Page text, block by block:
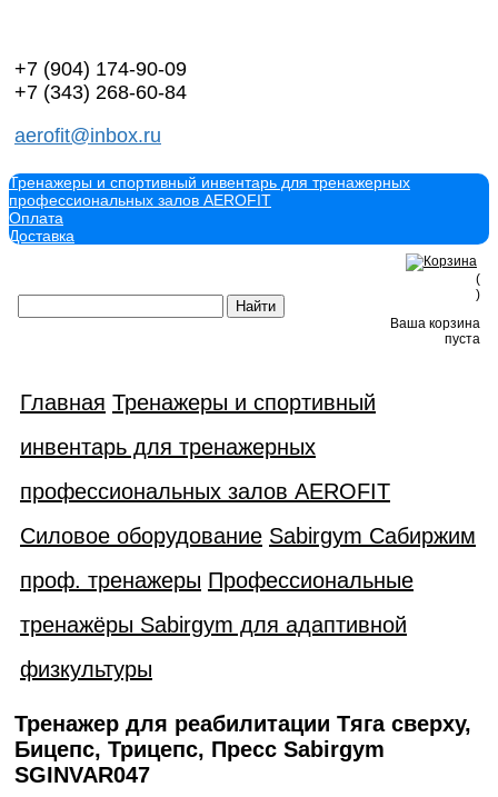
+7 (904) 174-90-09
+7 (343) 268-60-84
aerofit@inbox.ru
Тренажеры и спортивный инвентарь для тренажерных
профессиональных залов AEROFIT
Оплата
Доставка
(
)
Ваша корзина
пуста
Главная Тренажеры и спортивный
инвентарь для тренажерных
профессиональных залов AEROFIT
Силовое оборудование Sabirgym Сабиржим
проф. тренажеры Профессиональные
тренажёры Sabirgym для адаптивной
физкультуры
Тренажер для реабилитации Тяга сверху,
Бицепс, Трицепс, Пресс Sabirgym
SGINVAR047